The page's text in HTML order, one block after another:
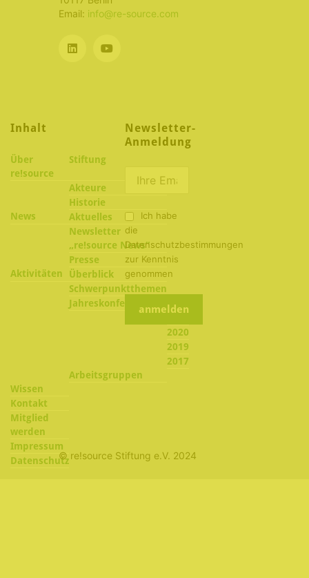
Email: info@re-source.com
Inhalt
Über
re!source
Stiftung
Akteure
Historie
News
Aktuelles
Newsletter
„re!source News“
Presse
Aktivitäten
Überblick
Schwerpunktthemen
Jahreskonferenzen
2022
2020
2019
2017
Arbeitsgruppen
Wissen
Kontakt
Mitglied
werden
Impressum
Datenschutz
Newsletter-
Anmeldung
Ich habe
die
Datenschutzbestimmungen
zur Kenntnis
genommen
© re!source Stiftung e.V. 2024